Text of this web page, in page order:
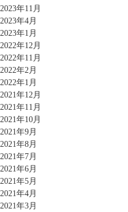
2023年11月
2023年4月
2023年1月
2022年12月
2022年11月
2022年2月
2022年1月
2021年12月
2021年11月
2021年10月
2021年9月
2021年8月
2021年7月
2021年6月
2021年5月
2021年4月
2021年3月